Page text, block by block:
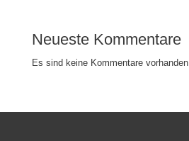
Neueste Kommentare
Es sind keine Kommentare vorhanden.